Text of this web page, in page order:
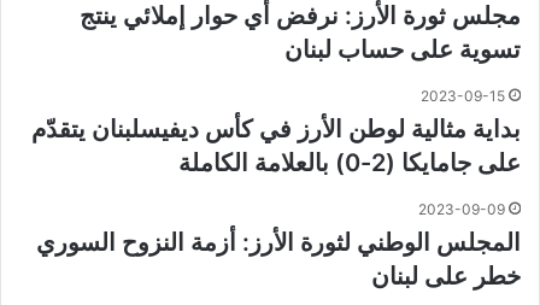
مجلس ثورة الأرز: نرفض أي حوار إملائي ينتج
تسوية على حساب لبنان
2023-09-15
بداية مثالية لوطن الأرز في كأس ديفيسلبنان يتقدّم
على جامايكا (2-0) بالعلامة الكاملة
2023-09-09
المجلس الوطني لثورة الأرز: أزمة النزوح السوري
خطر على لبنان